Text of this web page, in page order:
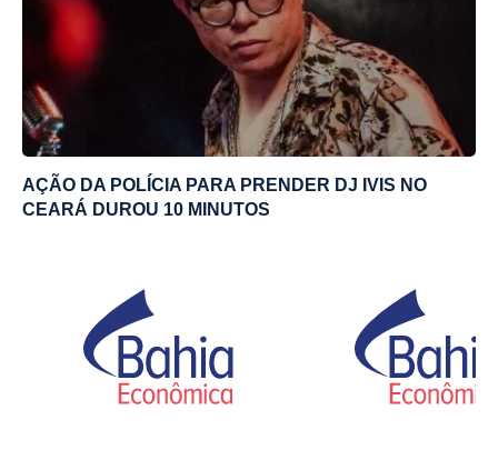
AÇÃO DA POLÍCIA PARA PRENDER DJ IVIS NO
CEARÁ DUROU 10 MINUTOS